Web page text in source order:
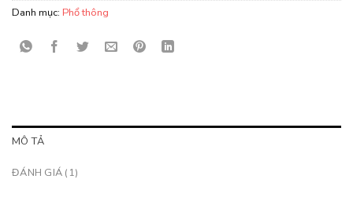
Danh mục: Phổ thông
MÔ TẢ
ĐÁNH GIÁ (1)